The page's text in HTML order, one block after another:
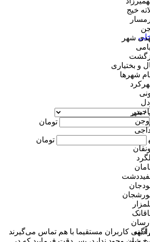
خیج
شهر
و بختیاری
شهر‌ها
تومان
تومان
آگهی کاربران مستقیما با هم تماس می‌گیرند